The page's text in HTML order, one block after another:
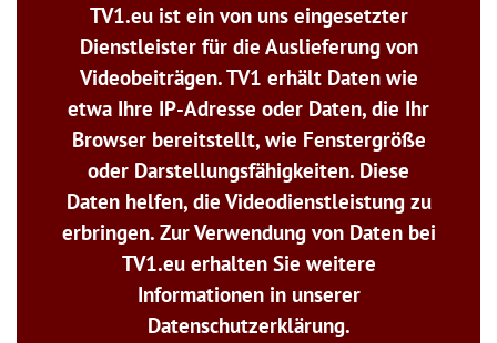
TV1.eu ist ein von uns eingesetzter
Dienstleister für die Auslieferung von
Videobeiträgen. TV1 erhält Daten wie
etwa Ihre IP-Adresse oder Daten, die Ihr
Browser bereitstellt, wie Fenstergröße
oder Darstellungsfähigkeiten. Diese
Daten helfen, die Videodienstleistung zu
erbringen. Zur Verwendung von Daten bei
TV1.eu erhalten Sie weitere
Informationen in unserer
Datenschutzerklärung.